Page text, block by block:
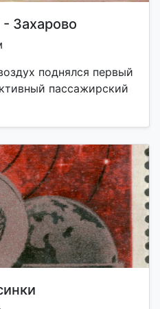
Захарово
поднялся первый
пассажирский